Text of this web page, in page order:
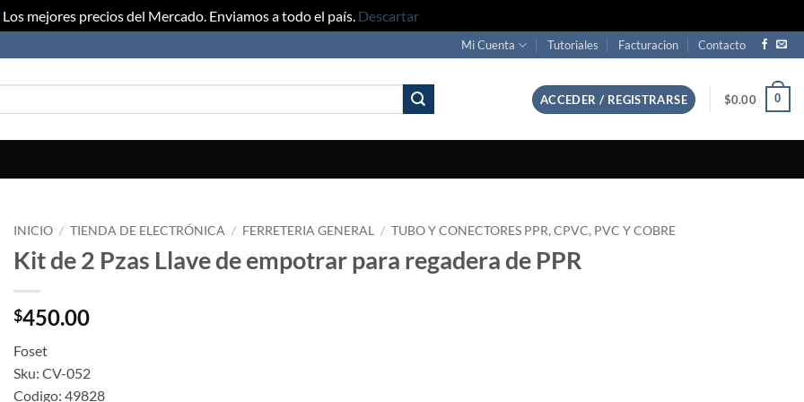
Los mejores precios del Mercado. Enviamos a todo el país. Descartar
Mi Cuenta Tutoriales Facturacion Contacto
ACCEDER / REGISTRARSE $0.00 0
INICIO / TIENDA DE ELECTRÓNICA / FERRETERIA GENERAL / TUBO Y CONECTORES PPR, CPVC, PVC Y COBRE
Kit de 2 Pzas Llave de empotrar para regadera de PPR
$450.00
Foset
Sku: CV-052
Codigo: 49828